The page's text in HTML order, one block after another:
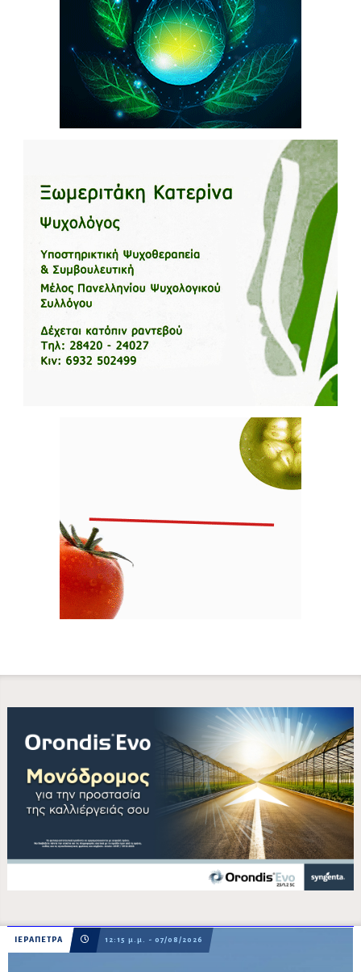
ΙΕΡΑΠΕΤΡΑ 12:15 μ.μ. - 07/08/2026